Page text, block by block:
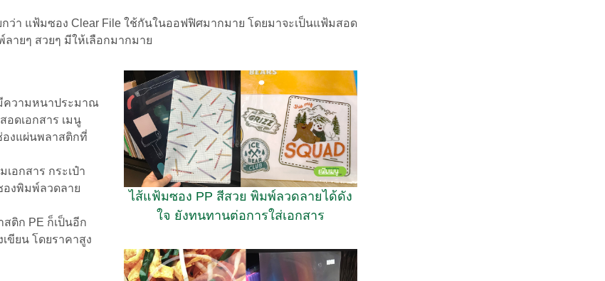
ว่า แฟ้มซอง Clear File ใช้กันในออฟฟิศมากมาย โดยมาจะเป็นแฟ้มสอด
ลายๆ สวยๆ มีให้เลือกมากมาย
ความหนาประมาณ
อดเอกสาร เมนู
องแผ่นพลาสติกที่
อกสาร กระเป๋า
องพิมพ์ลวดลาย
ติก PE ก็เป็นอีก
ขียน โดยราคาสูง
ไส้แฟ้มซอง PP สีสวย พิมพ์ลวดลายได้ดัง
ใจ ยังทนทานต่อการใส่เอกสาร